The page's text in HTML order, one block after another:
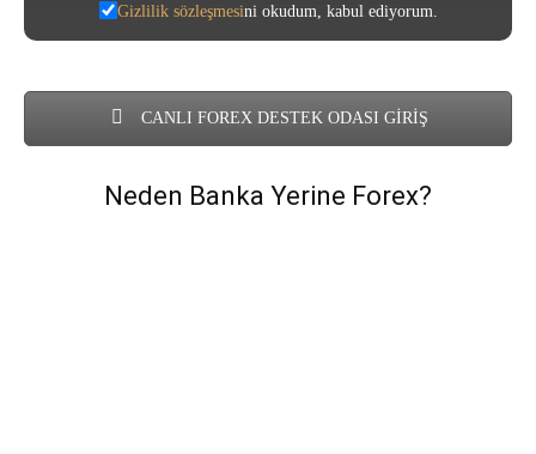
Gizlilik sözleşmesini okudum, kabul ediyorum.
CANLI FOREX DESTEK ODASI GİRİŞ
Neden Banka Yerine Forex?